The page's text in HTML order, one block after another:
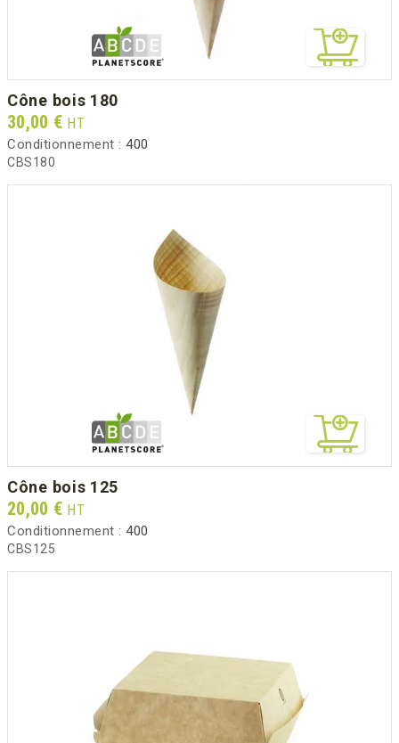
cône bois 180
Prix
30,00 € HT
Conditionnement : 400
CBS180
cône bois 125
Prix
20,00 € HT
Conditionnement : 400
CBS125